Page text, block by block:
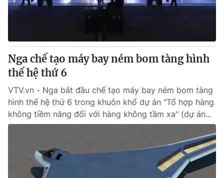
Sản phẩm
Tư vấn
Chuyên mục khác
Emagazine
Photo Infographic
VTV Money VTV Thể thao
Nga chế tạo máy bay ném bom tàng hình
thế hệ thứ 6
VTV.vn - Nga bắt đầu chế tạo máy bay ném bom tàng
hình thế hệ thứ 6 trong khuôn khổ dự án "Tổ hợp hàng
không tiềm năng đối với hàng không tầm xa" (dự án...